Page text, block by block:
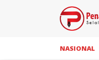
NASIONAL